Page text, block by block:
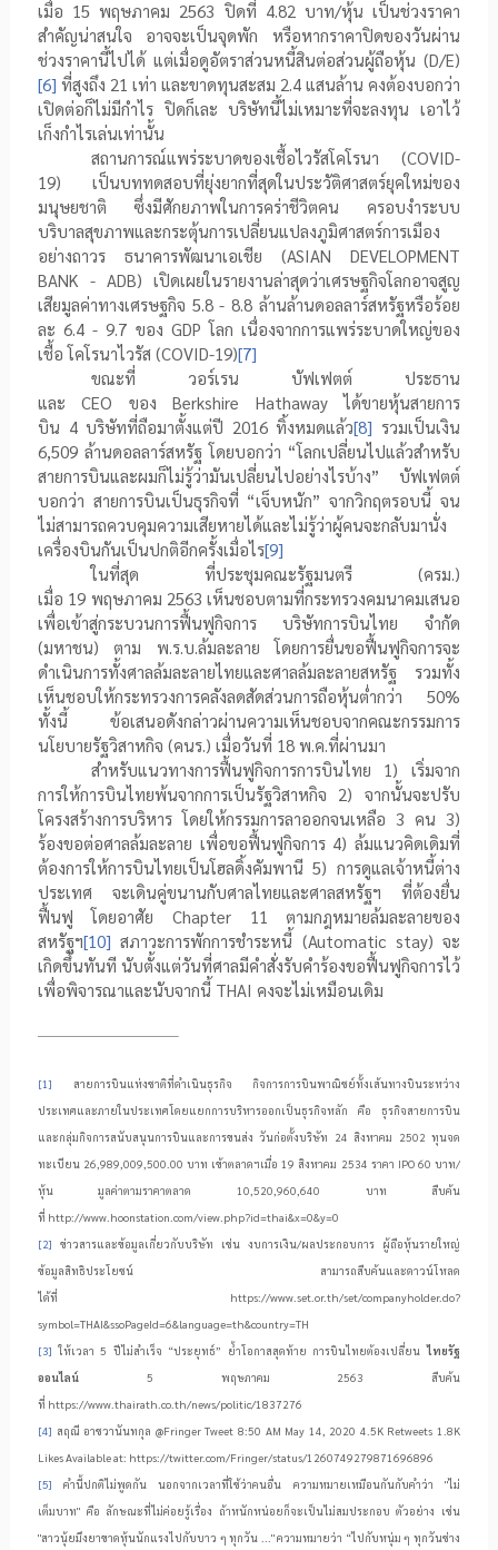
เมื่อ 15พฤษภาคม 2563 ปิดที่ 4.82 บาท/หุ้น เป็นช่วงราคา
สำคัญน่าสนใจ อาจจะเป็นจุดพัก หรือหากราคาปิดของวันผ่าน
ช่วงราคานี้ไปได้ แต่เมื่อดูอัตราส่วนหนี้สินต่อส่วนผู้ถือหุ้น (D/E)
[6] ที่สูงถึง 21 เท่า และขาดทุนสะสม 2.4แสนล้าน คงต้องบอกว่า
เปิดต่อก็ไม่มีกำไร ปิดก็เละ บริษัทนี้ไม่เหมาะที่จะลงทุน เอาไว้
เก็งกำไรเล่นเท่านั้น
สถานการณ์แพร่ระบาดของเชื้อไวรัสโคโรนา (COVID-
19) เป็นบททดสอบที่ยุ่งยากที่สุดในประวัติศาสตร์ยุคใหม่ของ
มนุษยชาติ ซึ่งมีศักยภาพในการคร่าชีวิตคน ครอบงำระบบ
บริบาลสุขภาพและกระตุ้นการเปลี่ยนแปลงภูมิศาสตร์การเมือง
อย่างถาวร ธนาคารพัฒนาเอเชีย (ASIAN DEVELOPMENT
BANK - ADB) เปิดเผยในรายงานล่าสุดว่าเศรษฐกิจโลกอาจสูญ
เสียมูลค่าทางเศรษฐกิจ 5.8 - 8.8 ล้านล้านดอลลาร์สหรัฐหรือร้อย
ละ 6.4 - 9.7 ของ GDPโลก เนื่องจากการแพร่ระบาดใหญ่ของ
เชื้อ โคโรนาไวรัส (COVID-19)[7]
ขณะที่ วอร์เรน บัฟเฟตต์ ประธาน
และCEO ของBerkshire Hathawayได้ขายหุ้นสายการ
บิน 4บริษัทที่ถือมาตั้งแต่ปี 2016ทิ้งหมดแล้ว[8] รวมเป็นเงิน
6,509 ล้านดอลลาร์สหรัฐ โดยบอกว่า “โลกเปลี่ยนไปแล้วสำหรับ
สายการบินและผมก็ไม่รู้ว่ามันเปลี่ยนไปอย่างไรบ้าง” บัฟเฟตต์
บอกว่า สายการบินเป็นธุรกิจที่ “เจ็บหนัก” จากวิกฤตรอบนี้ จน
ไม่สามารถควบคุมความเสียหายได้และไม่รู้ว่าผู้คนจะกลับมานั่ง
เครื่องบินกันเป็นปกติอีกครั้งเมื่อไร[9]
ในที่สุด ที่ประชุมคณะรัฐมนตรี (ครม.)
เมื่อ 19 พฤษภาคม 2563เห็นชอบตามที่กระทรวงคมนาคมเสนอ
เพื่อเข้าสู่กระบวนการฟื้นฟูกิจการ บริษัทการบินไทย จำกัด
(มหาชน) ตาม พ.ร.บ.ล้มละลาย โดยการยื่นขอฟื้นฟูกิจการจะ
ดำเนินการทั้งศาลล้มละลายไทยและศาลล้มละลายสหรัฐ รวมทั้ง
เห็นชอบให้กระทรวงการคลังลดสัดส่วนการถือหุ้นต่ำกว่า 50%
ทั้งนี้ ข้อเสนอดังกล่าวผ่านความเห็นชอบจากคณะกรรมการ
นโยบายรัฐวิสาหกิจ (คนร.) เมื่อวันที่ 18 พ.ค.ที่ผ่านมา
สำหรับแนวทางการฟื้นฟูกิจการการบินไทย 1) เริ่มจาก
การให้การบินไทยพ้นจากการเป็นรัฐวิสาหกิจ 2) จากนั้นจะปรับ
โครงสร้างการบริหาร โดยให้กรรมการลาออกจนเหลือ 3 คน 3)
ร้องขอต่อศาลล้มละลาย เพื่อขอฟื้นฟูกิจการ 4) ล้มแนวคิดเดิมที่
ต้องการให้การบินไทยเป็นโฮลดิ้งคัมพานี 5) การดูแลเจ้าหนี้ต่าง
ประเทศ จะเดินคู่ขนานกับศาลไทยและศาลสหรัฐฯ ที่ต้องยื่น
ฟื้นฟู โดยอาศัย Chapter 11 ตามกฎหมายล้มละลายของ
สหรัฐฯ[10] สภาวะการพักการชําระหนี้ (Automatic stay) จะ
เกิดขึ้นทันที นับตั้งแต่วันที่ศาลมีคําสั่งรับคําร้องขอฟื้นฟูกิจการไว้
เพื่อพิจารณาและนับจากนี้ THAI คงจะไม่เหมือนเดิม
[1]
สายการบินแห่งชาติที่ดำเนินธุรกิจ กิจการการบินพาณิชย์ทั้งเส้นทางบินระหว่าง
ประเทศและภายในประเทศโดยแยกการบริหารออกเป็นธุรกิจหลัก คือ ธุรกิจสายการบิน
และกลุ่มกิจการสนับสนุนการบินและการขนส่ง วันก่อตั้งบริษัท
24 สิงหาคม 2502 ทุนจด
ทะเบียน 26,989,009,500.00 บาท เข้าตลาดฯเมื่อ19 สิงหาคม 2534 ราคา IPO 60 บาท/
หุ้น มูลค่าตามราคาตลาด 10 520 960 640 บาท สืบค้น
ที่ http://www.hoonstation.com/view.php?id=thai&x=0&y=0
[2] ข่าวสารและข้อมูลเกี่ยวกับบริษัท เช่น งบการเงิน/ผลประกอบการ ผู้ถือหุ้นรายใหญ่
ข้อมูลสิทธิประโยชน์ สามารถสืบค้นและดาวน์โหลด
ได้ที่ https://www.set.or.th/set/companyholder.do?
symbol=THAI&ssoPageId=6&language=th&country=TH
[3] ให้เวลา5 ปีไม่สำเร็จ “ประยุทธ์” ย้ำโอกาสสุดท้าย การบินไทยต้องเปลี่ยนไทยรัฐ
ออนไลน์
5 พฤษภาคม 2563สืบค้น
ที่ https://www.thairath.co.th/news/politic/1837276
[4] สฤณี อาชวานันทกุล @Fringer Tweet 8:50 AM May 14, 2020 4.5K Retweets 1.8K
Likes Available at: https://twitter.com/Fringer/status/1260749279871696896
[5] คำนี้ปกติไม่พูดกัน นอกจากเวลาที่ใช้ว่าคนอื่น ความหมายเหมือนกันกับคำว่า "ไม่
เต็มบาท" คือ ลักษณะที่ไม่ค่อยรู้เรื่อง ถ้าหนักหน่อยก็จะเป็นไม่สมประกอบ ตัวอย่าง เช่น
"สาวนุ้ยมึงยาขาดหุ้นนักแรงไปกับบาว ๆ ทุกวัน ..." ความหมายว่า “ไปกับหนุ่ม ๆ ทุกวันช่าง